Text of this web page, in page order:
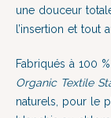
une douceur
l’insertion et tout
Fabriqués à 100
Organic Textile
naturels, pour le